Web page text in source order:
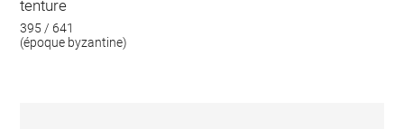
tenture
395 / 641
(époque byzantine)